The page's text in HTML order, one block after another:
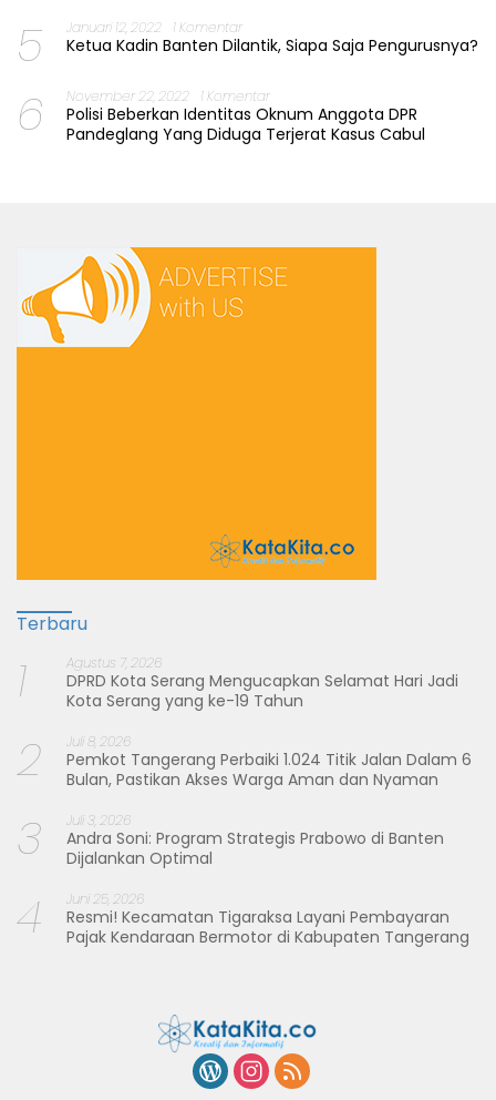
5 Januari 12, 2022 1 Komentar
Ketua Kadin Banten Dilantik, Siapa Saja Pengurusnya?
6 November 22, 2022 1 Komentar
Polisi Beberkan Identitas Oknum Anggota DPR
Pandeglang Yang Diduga Terjerat Kasus Cabul
Terbaru
1 Agustus 7, 2026
DPRD Kota Serang Mengucapkan Selamat Hari Jadi
Kota Serang yang ke-19 Tahun
2 Juli 8, 2026
Pemkot Tangerang Perbaiki 1.024 Titik Jalan Dalam 6
Bulan, Pastikan Akses Warga Aman dan Nyaman
3 Juli 3, 2026
Andra Soni: Program Strategis Prabowo di Banten
Dijalankan Optimal
4 Juni 25, 2026
Resmi! Kecamatan Tigaraksa Layani Pembayaran
Pajak Kendaraan Bermotor di Kabupaten Tangerang